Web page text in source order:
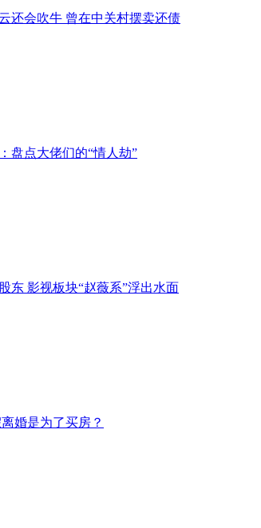
还会吹牛 曾在中关村摆卖还债
盘点大佬们的“情人劫”
东 影视板块“赵薇系”浮出水面
婚是为了买房？